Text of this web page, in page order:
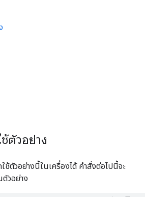
ตัวอย่าง
ช้ตัวอย่างนี้ในเครื่องได้ คำสั่งต่อไปนี้จะ
วอย่าง